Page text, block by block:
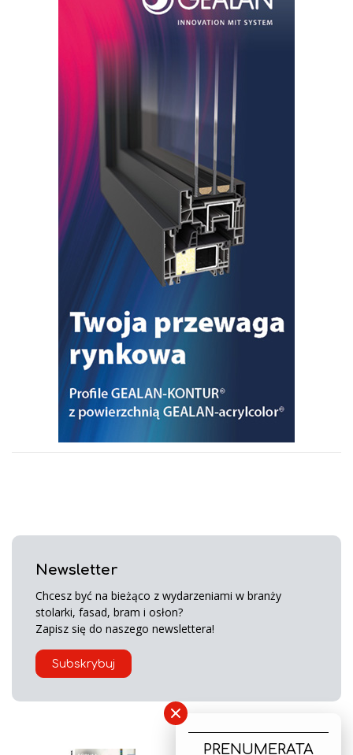
Newsletter
Chcesz być na bieżąco z wydarzeniami w branży
stolarki, fasad, bram i osłon?
Zapisz się do naszego newslettera!
Subskrybuj
×
PRENUMERATA